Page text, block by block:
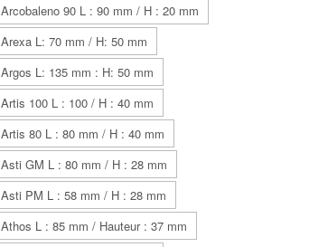
Arcobaleno 90 L : 90 mm / H : 20 mm
Arexa L: 70 mm / H: 50 mm
Argos L: 135 mm : H: 50 mm
Artis 100 L : 100 / H : 40 mm
Artis 80 L : 80 mm / H : 40 mm
Asti GM L : 80 mm / H : 28 mm
Asti PM L : 58 mm / H : 28 mm
Athos L : 85 mm / Hauteur : 37 mm